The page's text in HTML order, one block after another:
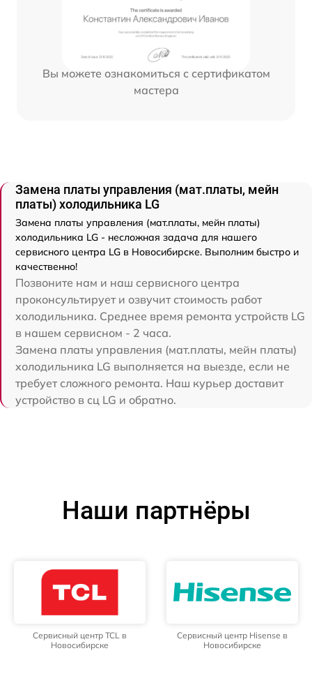
Вы можете ознакомиться с сертификатом
мастера
Замена платы управления (мат.платы, мейн
платы) холодильника LG
Замена платы управления (мат.платы, мейн платы)
холодильника LG - несложная задача для нашего
сервисного центра LG в Новосибирске. Выполним быстро и
качественно!
Позвоните нам и наш сервисного центра
проконсультирует и озвучит стоимость работ
холодильника. Среднее время ремонта устройств LG
в нашем сервисном - 2 часа.
Замена платы управления (мат.платы, мейн платы)
холодильника LG выполняется на выезде, если не
требует сложного ремонта. Наш курьер доставит
устройство в сц LG и обратно.
Наши партнёры
Сервисный центр TCL в
Новосибирске
Сервисный центр Hisense в
Новосибирске